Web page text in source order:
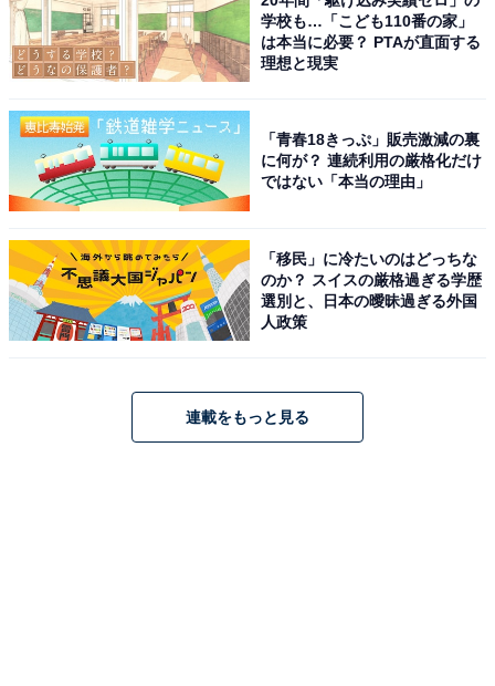
学校も…「こども110番の家」
は本当に必要？ PTAが直面する
理想と現実
「青春18きっぷ」販売激減の裏
に何が？ 連続利用の厳格化だけ
ではない「本当の理由」
「移民」に冷たいのはどっちな
のか？ スイスの厳格過ぎる学歴
選別と、日本の曖昧過ぎる外国
人政策
連載をもっと見る